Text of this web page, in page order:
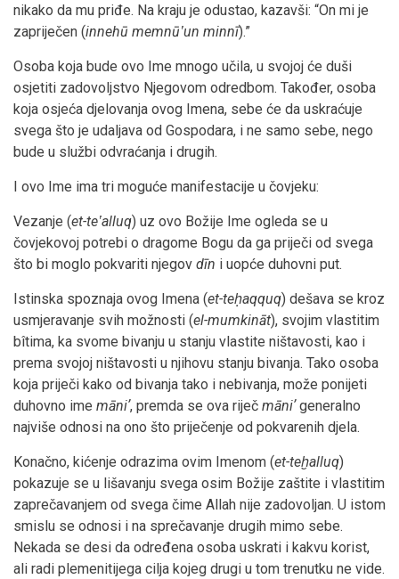
nikako da mu priđe. Na kraju je odustao, kazavši: “On mi je
zapriječen (innehū memnūʽun minnī).”
Osoba koja bude ovo Ime mnogo učila, u svojoj će duši
osjetiti zadovoljstvo Njegovom odredbom. Također, osoba
koja osjeća djelovanja ovog Imena, sebe će da uskraćuje
svega što je udaljava od Gospodara, i ne samo sebe, nego
bude u službi odvraćanja i drugih.
I ovo Ime ima tri moguće manifestacije u čovjeku:
Vezanje (et-teʽalluq) uz ovo Božije Ime ogleda se u
čovjekovoj potrebi o dragome Bogu da ga priječi od svega
što bi moglo pokvariti njegov dīn i uopće duhovni put.
Istinska spoznaja ovog Imena (et-teḥaqquq) dešava se kroz
usmjeravanje svih možnosti (el-mumkināt), svojim vlastitim
bîtima, ka svome bivanju u stanju vlastite ništavosti, kao i
prema svojoj ništavosti u njihovu stanju bivanja. Tako osoba
koja priječi kako od bivanja tako i nebivanja, može ponijeti
duhovno ime māniʼ, premda se ova riječ māniʼgeneralno
najviše odnosi na ono što priječenje od pokvarenih djela.
Konačno, kićenje odrazima ovim Imenom (et-teḫalluq)
pokazuje se u lišavanju svega osim Božije zaštite i vlastitim
zaprečavanjem od svega čime Allah nije zadovoljan. U istom
smislu se odnosi i na sprečavanje drugih mimo sebe.
Nekada se desi da određena osoba uskrati i kakvu korist,
ali radi plemenitijega cilja kojeg drugi u tom trenutku ne vide.